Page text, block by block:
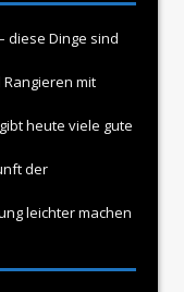
diese Dinge sind
mit
heute viele gute
der
leichter machen